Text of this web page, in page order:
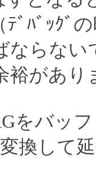
ﾃﾞﾊﾞｯｸﾞ
ならない
裕があり
をバッ
換して